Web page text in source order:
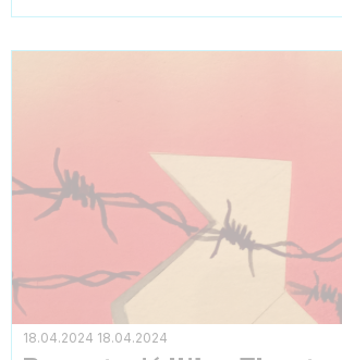
18.04.2024 18.04.2024